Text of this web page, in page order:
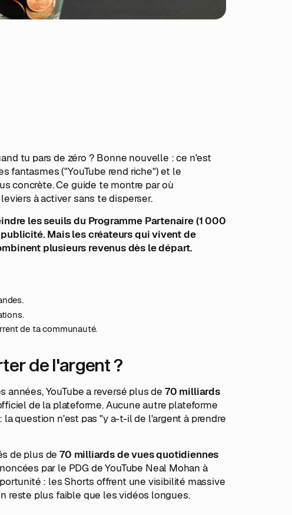
tu pars de zéro ? Bonne nouvelle : ce n'est
fantasmes ("YouTube rend riche") et le
concrète. Ce guide te montre par où
à activer sans te disperser.
les seuils du Programme Partenaire (1 000
Mais les créateurs qui vivent de
plusieurs revenus dès le départ.
de ta communauté.
de l'argent ?
YouTube a reversé plus de 70 milliards
de la plateforme. Aucune autre plateforme
question n'est pas "y a-t-il de l'argent à prendre
de plus de70 milliards de vues quotidiennes
par le PDG de YouTube Neal Mohan à
: les Shorts offrent une visibilité massive
reste plus faible que les vidéos longues.